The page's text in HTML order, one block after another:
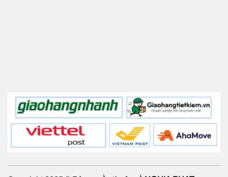
công nghiệp HVLS cánh dài 6.2M
(Motor DC)